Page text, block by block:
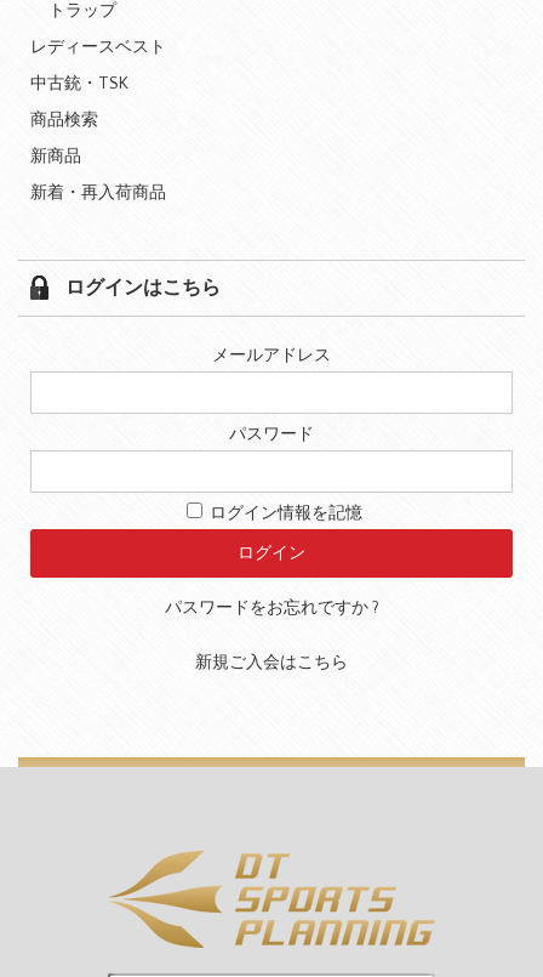
トラップ
レディースベスト
中古銃・TSK
商品検索
新商品
新着・再入荷商品
ログインはこちら
メールアドレス
パスワード
ログイン情報を記憶
パスワードをお忘れですか ?
新規ご入会はこちら